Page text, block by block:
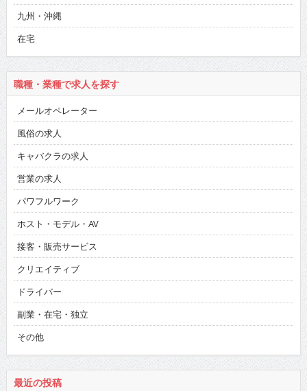
九州・沖縄
在宅
職種・業種で求人を探す
メールオペレーター
風俗の求人
キャバクラの求人
営業の求人
パワフルワーク
ホスト・モデル・AV
接客・販売サービス
クリエイティブ
ドライバー
副業・在宅・独立
その他
最近の投稿